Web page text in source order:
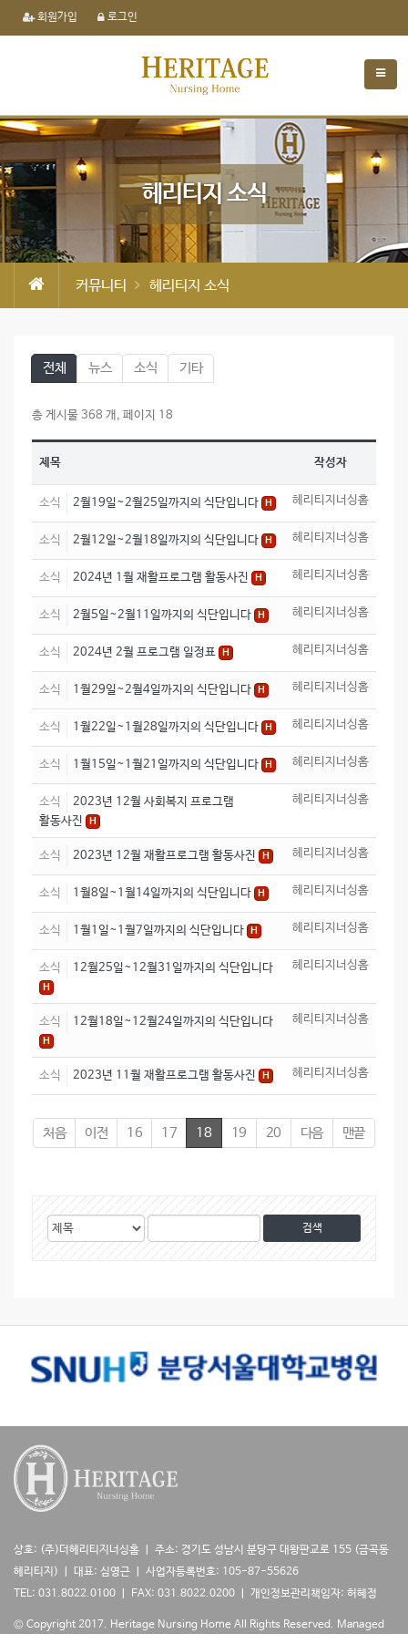
회원가입 로그인
헤리티지 소식
커뮤니티 헤리티지 소식
전체 뉴스 소식 기타
총 게시물 368 개, 페이지 18
제목 작성자
소식 2월19일~2월25일까지의 식단입니다 H 헤리티지너싱홈
소식 2월12일~2월18일까지의 식단입니다 H 헤리티지너싱홈
소식 2024년 1월 재활프로그램 활동사진 H 헤리티지너싱홈
소식 2월5일~2월11일까지의 식단입니다 H 헤리티지너싱홈
소식 2024년 2월 프로그램 일정표 H 헤리티지너싱홈
소식 1월29일~2월4일까지의 식단입니다 H 헤리티지너싱홈
소식 1월22일~1월28일까지의 식단입니다 H 헤리티지너싱홈
소식 1월15일~1월21일까지의 식단입니다 H 헤리티지너싱홈
소식
2023년 12월 사회복지 프로그램
활동사진
H
헤리티지너싱홈
소식 2023년 12월 재활프로그램 활동사진 H 헤리티지너싱홈
소식 1월8일~1월14일까지의 식단입니다 H 헤리티지너싱홈
소식 1월1일~1월7일까지의 식단입니다 H 헤리티지너싱홈
소식 12월25일~12월31일까지의 식단입니다
H
헤리티지너싱홈
소식 12월18일~12월24일까지의 식단입니다
H
헤리티지너싱홈
소식 2023년 11월 재활프로그램 활동사진 H 헤리티지너싱홈
처음 이전 16 17 18 19 20 다음 맨끝
게
시
검
색
색
상호: (주)더헤리티지너싱홈 ㅣ 주소: 경기도 성남시 분당구 대왕판교로 155 (금곡동
헤리티지) ㅣ 대표: 심영근 ㅣ 사업자등록번호: 105-87-55626
TEL: 031.8022.0100 ㅣ FAX: 031.8022.0200 ㅣ 개인정보관리책임자: 허혜정
© Copyright 2017. Heritage Nursing Home All Rights Reserved. Managed